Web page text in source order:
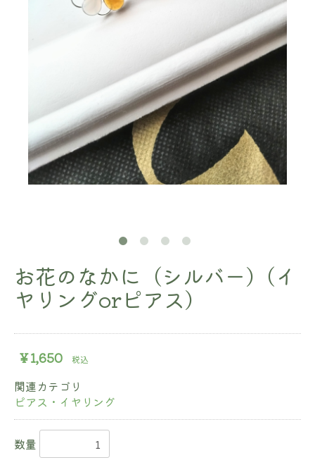
お花のなかに（シルバー)（イ
ヤリングorピアス)
￥1,650 税込
関連カテゴリ
ピアス・イヤリング
数量